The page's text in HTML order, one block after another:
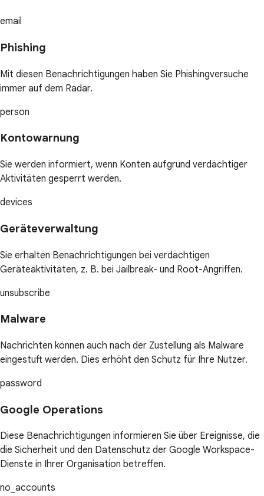
email
Phishing
Mit diesen Benachrichtigungen haben Sie Phishingversuche
immer auf dem Radar.
person
Kontowarnung
Sie werden informiert, wenn Konten aufgrund verdächtiger
Aktivitäten gesperrt werden.
devices
Geräteverwaltung
Sie erhalten Benachrichtigungen bei verdächtigen
Geräteaktivitäten, z. B. bei Jailbreak- und Root-Angriffen.
unsubscribe
Malware
Nachrichten können auch nach der Zustellung als Malware
eingestuft werden. Dies erhöht den Schutz für Ihre Nutzer.
password
Google Operations
Diese Benachrichtigungen informieren Sie über Ereignisse, die
die Sicherheit und den Datenschutz der Google Workspace-
Dienste in Ihrer Organisation betreffen.
no_accounts